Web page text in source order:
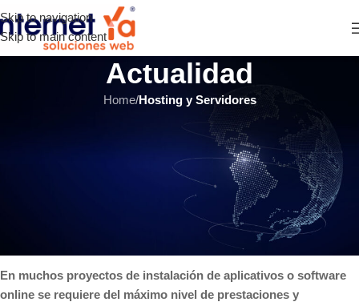
Skip to navigation
Skip to main content
Actualidad
Home/Hosting y Servidores
HOSTING Y SERVIDORES
Servidores dedicados para
aplicativos Web: Tipos y
Ventajas
INTERNET YA Soluciones Webel 21 septiembre, 2016
En muchos proyectos de instalación de aplicativos o software
online se requiere del máximo nivel de prestaciones y